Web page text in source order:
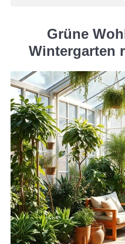
Grüne
Wintergarten